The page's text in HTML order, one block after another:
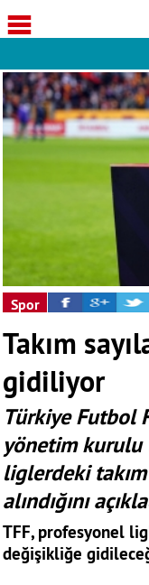
Spor
Takım
gidiliyor
Türkiye Futbol
yönetim kurulu
liglerdeki takım
alındığını
TFF, profesyonel
değişikliğe